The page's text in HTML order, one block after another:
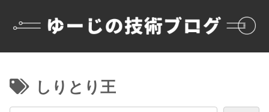
しりとり王